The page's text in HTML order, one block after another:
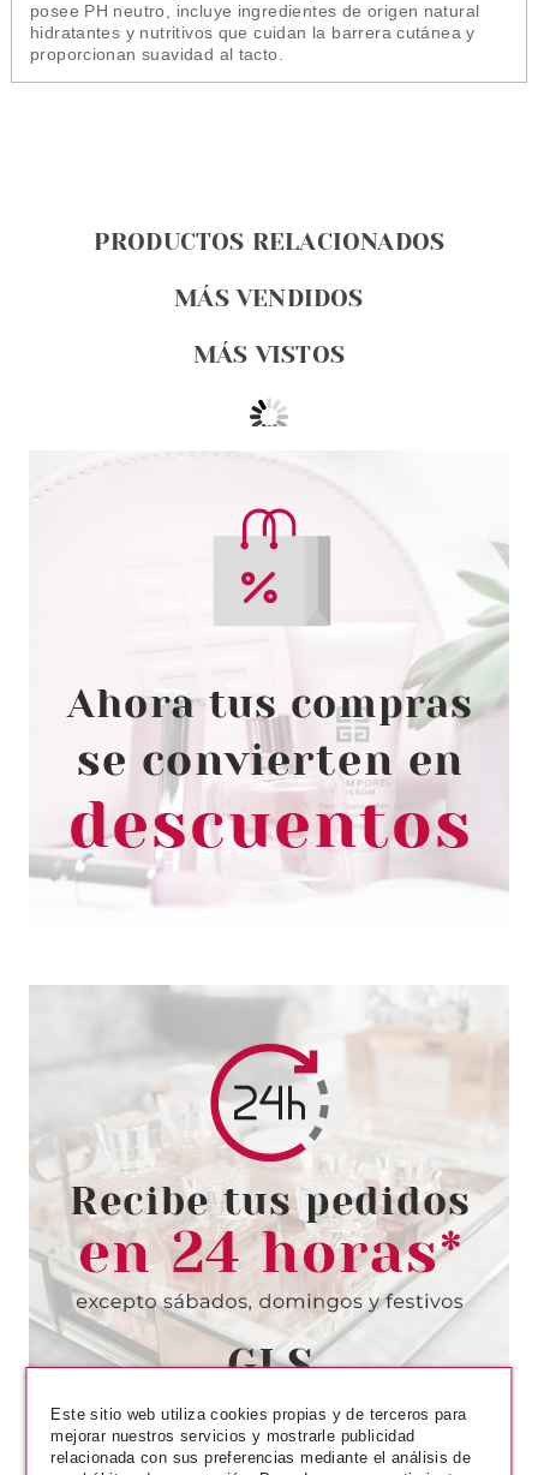
posee PH neutro, incluye ingredientes de origen natural
hidratantes y nutritivos que cuidan la barrera cutánea y
proporcionan suavidad al tacto.
PRODUCTOS RELACIONADOS
MÁS VENDIDOS
MÁS VISTOS
FRESH FEEL
FRESH FEEL GEL DE DUCHA
MOUSSEL VAINILLA 750 ML
Pvr 1.90€
-29%
desde
1.35€
NELLY GEL DE DUCHA PEACH
750 ML
1.50€
Este sitio web utiliza cookies propias y de terceros para
mejorar nuestros servicios y mostrarle publicidad
relacionada con sus preferencias mediante el análisis de